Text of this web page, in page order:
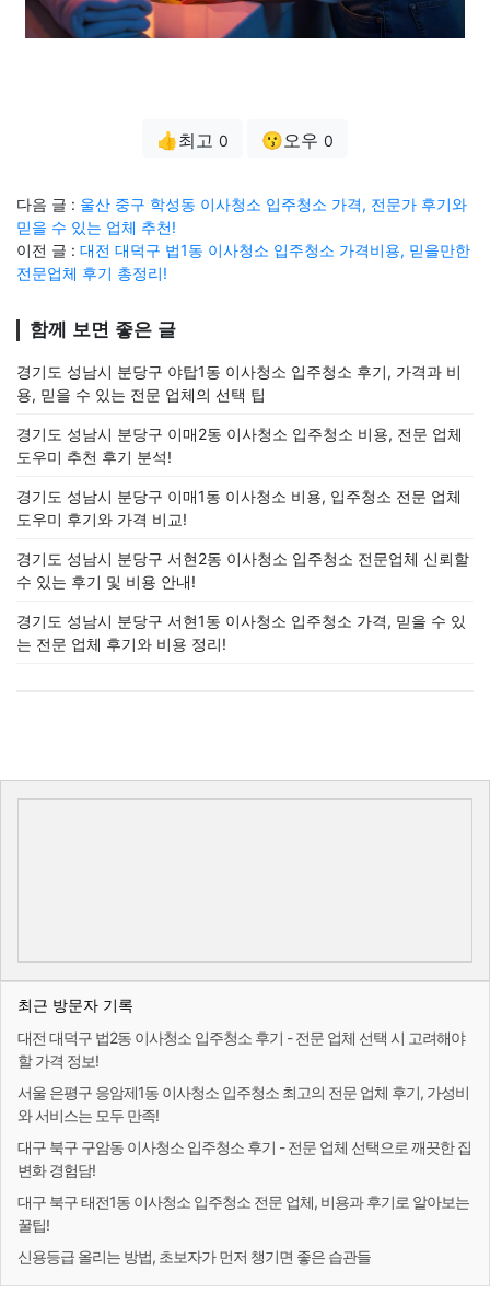
👍최고 0 😗오우 0
다음 글 : 울산 중구 학성동 이사청소 입주청소 가격, 전문가 후기와
믿을 수 있는 업체 추천!
이전 글 : 대전 대덕구 법1동 이사청소 입주청소 가격비용, 믿을만한
전문업체 후기 총정리!
함께 보면 좋은 글
경기도 성남시 분당구 야탑1동 이사청소 입주청소 후기, 가격과 비
용, 믿을 수 있는 전문 업체의 선택 팁
경기도 성남시 분당구 이매2동 이사청소 입주청소 비용, 전문 업체
도우미 추천 후기 분석!
경기도 성남시 분당구 이매1동 이사청소 비용, 입주청소 전문 업체
도우미 후기와 가격 비교!
경기도 성남시 분당구 서현2동 이사청소 입주청소 전문업체 신뢰할
수 있는 후기 및 비용 안내!
경기도 성남시 분당구 서현1동 이사청소 입주청소 가격, 믿을 수 있
는 전문 업체 후기와 비용 정리!
최근 방문자 기록
대전 대덕구 법2동 이사청소 입주청소 후기 - 전문 업체 선택 시 고려해야
할 가격 정보!
서울 은평구 응암제1동 이사청소 입주청소 최고의 전문 업체 후기, 가성비
와 서비스는 모두 만족!
대구 북구 구암동 이사청소 입주청소 후기 - 전문 업체 선택으로 깨끗한 집
변화 경험담!
대구 북구 태전1동 이사청소 입주청소 전문 업체, 비용과 후기로 알아보는
꿀팁!
신용등급 올리는 방법, 초보자가 먼저 챙기면 좋은 습관들